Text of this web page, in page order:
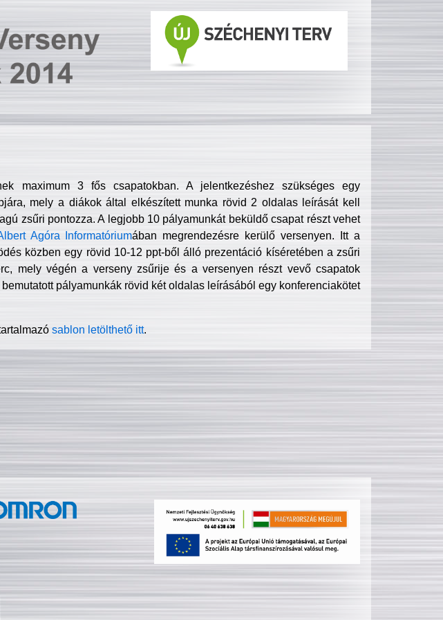
maximum 3 fős csapatokban. A jelentkezéshez szükséges egy
mely a diákok által elkészített munka rövid 2 oldalas leírását kell
zsűri pontozza. A legjobb 10 pályamunkát beküldő csapat részt vehet
Agóra Informatóriumában megrendezésre kerülő versenyen. Itt a
közben egy rövid 10-12 ppt-ből álló prezentáció kíséretében a zsűri
mely végén a verseny zsűrije és a versenyen részt vevő csapatok
pályamunkák rövid két oldalas leírásából egy konferenciakötet
sablon letölthető itt.